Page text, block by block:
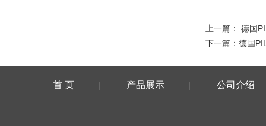
上一篇： 德国
下一篇： 德国
首 页 | 产品展示 | 公司介绍